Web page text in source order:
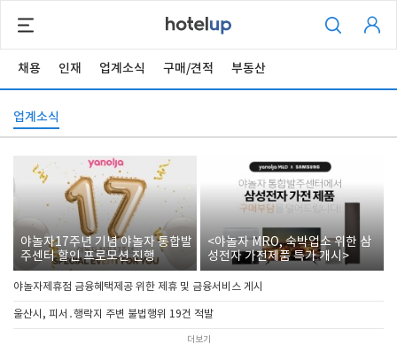
채용 인재 업계소식 구매/견적 부동산
업계소식
야놀자17주년 기념 야놀자 통합발
주센터 할인 프로모션 진행
<야놀자 MRO, 숙박업소 위한 삼
성전자 가전제품 특가 개시>
야놀자제휴점 금융혜택제공 위한 제휴 및 금융서비스 게시
울산시, 피서․행락지 주변 불법행위 19건 적발
더보기